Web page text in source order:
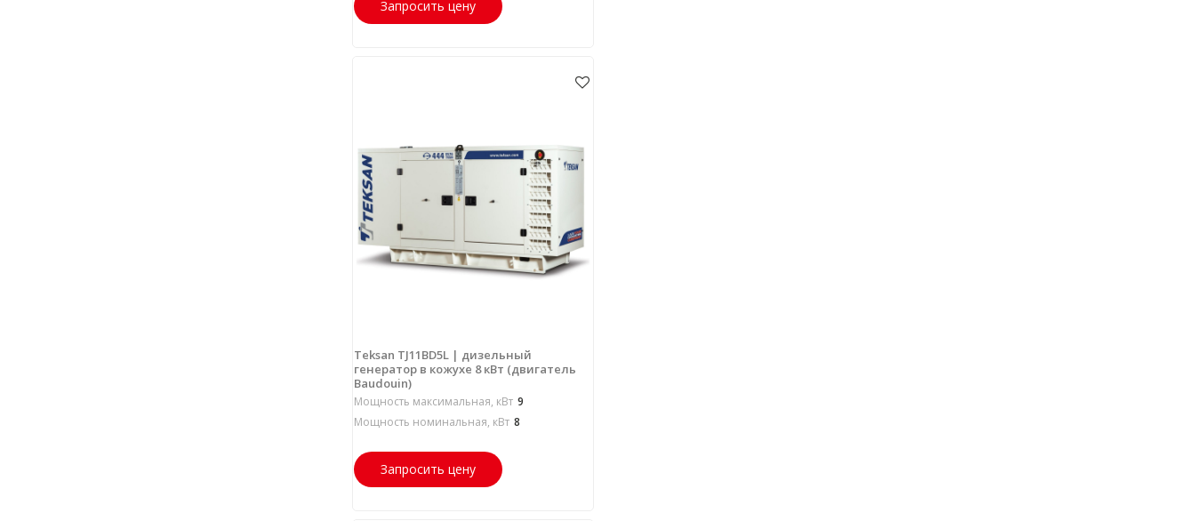
Запросить цену
Teksan TJ11BD5L | дизельный
генератор в кожухе 8 кВт (двигатель
Baudouin)
Мощность максимальная, кВт 9
Мощность номинальная, кВт 8
Запросить цену